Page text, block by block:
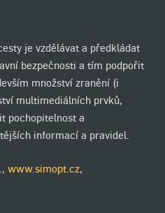
je vzdělávat a předkládat
bezpečnosti a tím podpořit
množství zranění (i
multimediálních prvků,
pochopitelnost a
informací a pravidel.
www.simopt.cz,